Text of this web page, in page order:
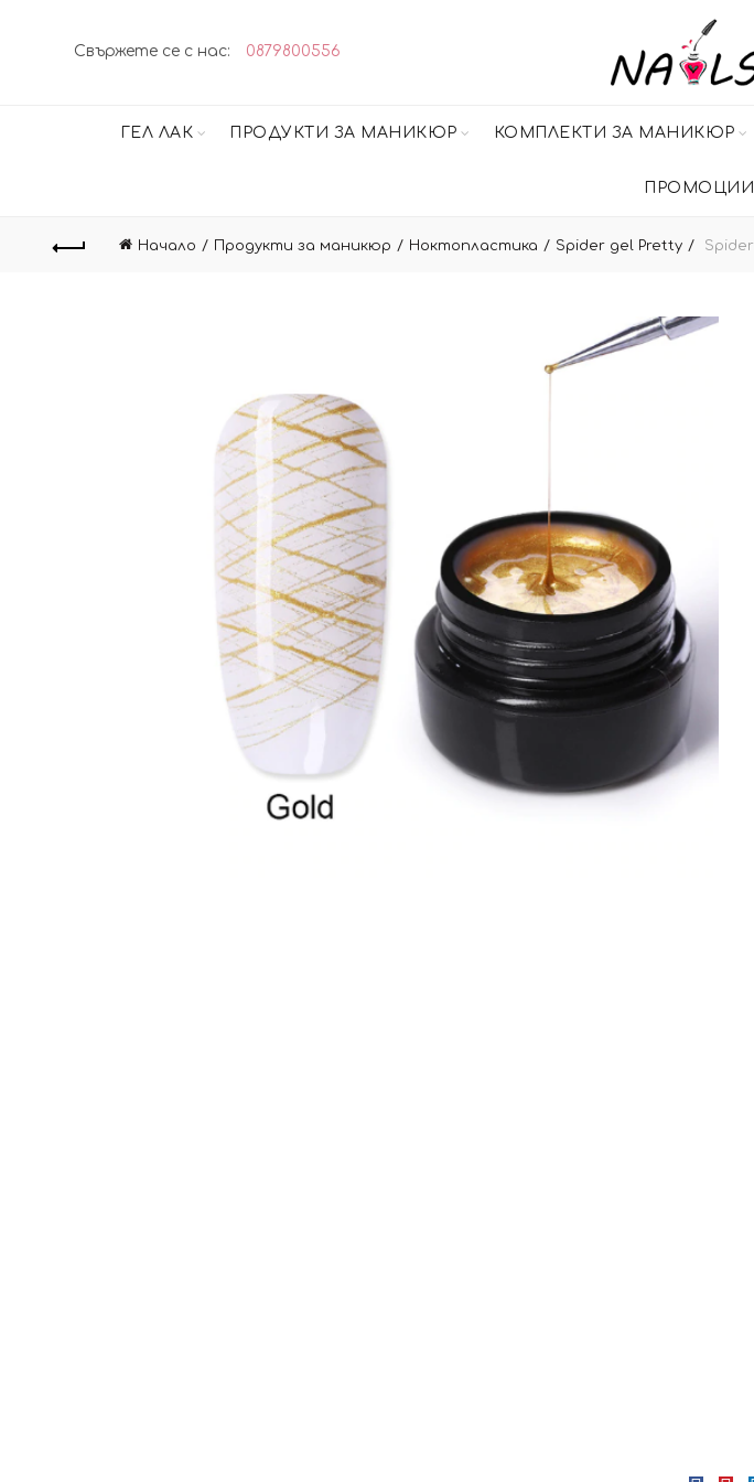
Свържете се с нас: 0879800556
ГЕЛ ЛАК ПРОДУКТИ ЗА МАНИКЮР КОМПЛЕКТИ ЗА МАНИКЮР
ПРОМОЦИИ
Начало Продукти за маникюр Ноктопластика Spider gel Pretty